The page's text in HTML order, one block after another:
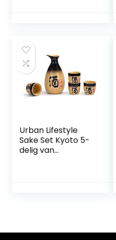
keramische
mokken,
wijnglazen,
knutselen,
geschenk, wit
Urban Lifestyle
Sake Set Kyoto 5-
delig van